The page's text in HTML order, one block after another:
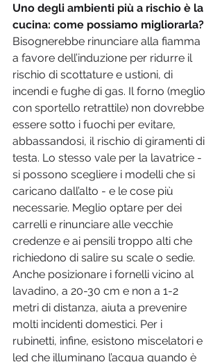
Uno degli ambienti più a rischio è la
cucina: come possiamo migliorarla?
Bisognerebbe rinunciare alla fiamma
a favore dell’induzione per ridurre il
rischio di scottature e ustioni, di
incendi e fughe di gas. Il forno (meglio
con sportello retrattile) non dovrebbe
essere sotto i fuochi per evitare,
abbassandosi, il rischio di giramenti di
testa. Lo stesso vale per la lavatrice -
si possono scegliere i modelli che si
caricano dall’alto - e le cose più
necessarie. Meglio optare per dei
carrelli e rinunciare alle vecchie
credenze e ai pensili troppo alti che
richiedono di salire su scale o sedie.
Anche posizionare i fornelli vicino al
lavadino, a 20-30 cm e non a 1-2
metri di distanza, aiuta a prevenire
molti incidenti domestici. Per i
rubinetti, infine, esistono miscelatori e
led che illuminano l’acqua quando è